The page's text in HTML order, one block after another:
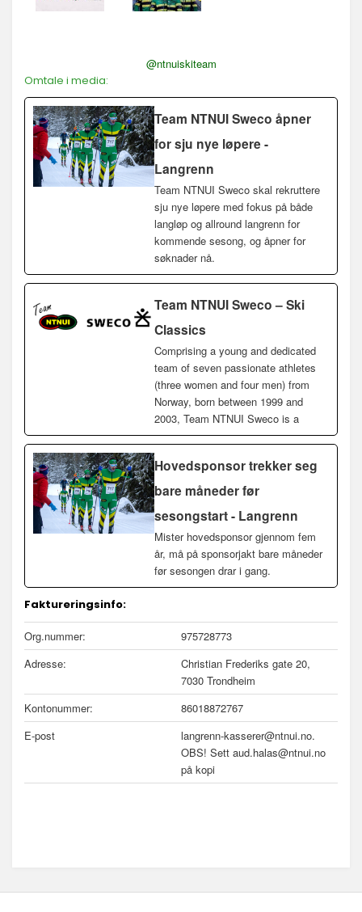
@ntnuiskiteam
Omtale i media:
Team NTNUI Sweco åpner
for sju nye løpere -
Langrenn
Team NTNUI Sweco skal rekruttere
sju nye løpere med fokus på både
langløp og allround langrenn for
kommende sesong, og åpner for
søknader nå.
Team NTNUI Sweco – Ski
Classics
Comprising a young and dedicated
team of seven passionate athletes
(three women and four men) from
Norway, born between 1999 and
2003, Team NTNUI Sweco is a
Hovedsponsor trekker seg
bare måneder før
sesongstart - Langrenn
Mister hovedsponsor gjennom fem
år, må på sponsorjakt bare måneder
før sesongen drar i gang.
Faktureringsinfo:
Org.nummer:
975728773
Adresse:
Christian Frederiks gate 20,
7030 Trondheim
Kontonummer:
86018872767
E-post
langrenn-kasserer@ntnui.no.
OBS! Sett aud.halas@ntnui.no
på kopi